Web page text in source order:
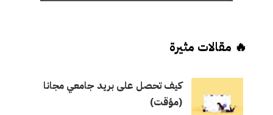
🔥 مقالات مثيرة
كيف تحصل على بريد جامعي مجانا
(مؤقت)